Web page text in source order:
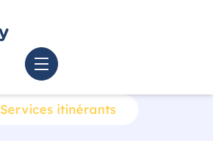
Services itinérants